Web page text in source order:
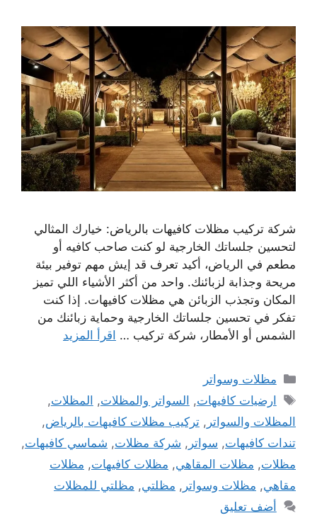
شركة تركيب مظلات كافيهات بالرياض: خيارك المثالي
لتحسين جلساتك الخارجية لو كنت صاحب كافيه أو
مطعم في الرياض، أكيد تعرف قد إيش مهم توفير بيئة
مريحة وجذابة لزبائنك. واحد من أكثر الأشياء اللي تميز
المكان وتجذب الزبائن هي مظلات كافيهات. إذا كنت
تفكر في تحسين جلساتك الخارجية وحماية زبائنك من
الشمس أو الأمطار، شركة تركيب … اقرأ المزيد
التصنيفات
مظلات وسواتر
الوسوم
ارضيات كافيهات, السواتر والمظلات, المظلات,
المظلات والسواتر , تركيب مظلات كافيهات بالرياض,
تندات كافيهات, سواتر , شركة مظلات, شماسي كافيهات,
مظلات, مظلات المقاهي, مظلات كافيهات, مظلات
مقاهي, مظلات وسواتر , مظلتي, مظلتي للمظلات
أضف تعليق